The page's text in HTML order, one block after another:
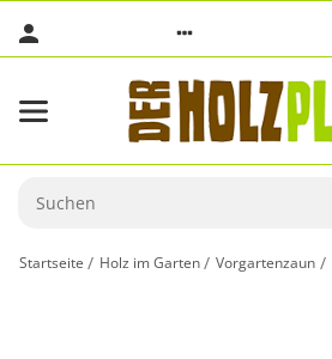
Startseite Holz im Garten Vorgartenzaun